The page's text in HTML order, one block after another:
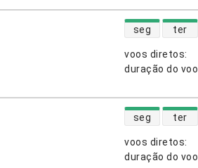
voos diretos:
duração do voo
seg ter
voos diretos:
duração do voo
seg ter